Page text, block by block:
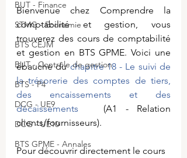
BUT - Finance
STMG - Economie
BTS CEJM
BUT - Contrôle de gestion
BTS - P4
DCG - UE9
DCG - UE10
BTS GPME - Annales
Bienvenue chez Comprendre la
comptabilité et gestion, vous
trouverez des cours de comptabilité
et gestion en BTS GPME. Voici une
ébauche du chapitre 18 - Le suivi de
la trésorerie des comptes de tiers,
des encaissements et des
décaissements
(A1 - Relation
clients/fournisseurs).
Pour découvrir directement le cours